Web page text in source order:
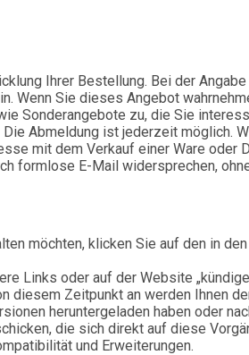
Ihrer Bestellung. Bei der
Sie dieses Angebot
Sonderangebote zu, die Sie
Abmeldung ist jederzeit möglich.
mit dem Verkauf einer Ware oder
formlose E-Mail widersprechen,
möchten, klicken Sie auf den in
Links oder auf der Website
Zeitpunkt an werden Ihnen
heruntergeladen haben oder
die sich direkt auf diese
und Erweiterungen.